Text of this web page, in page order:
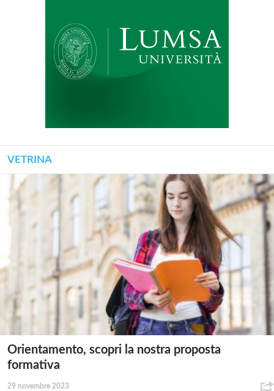
VETRINA
Orientamento, scopri la nostra proposta
formativa
29 novembre 2023